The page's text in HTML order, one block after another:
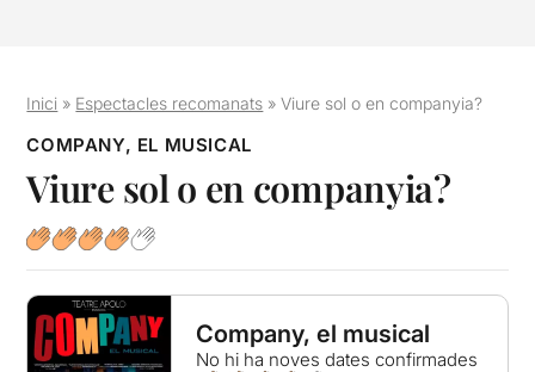
Inici » Espectacles recomanats »Viure sol o en companyia?
COMPANY, EL MUSICAL
Viure sol o en companyia?
Company, el musical
No hi ha noves dates confirmades